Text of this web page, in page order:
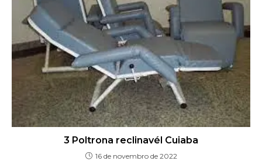
3 Poltrona reclinavél Cuiaba
16 de novembro de 2022